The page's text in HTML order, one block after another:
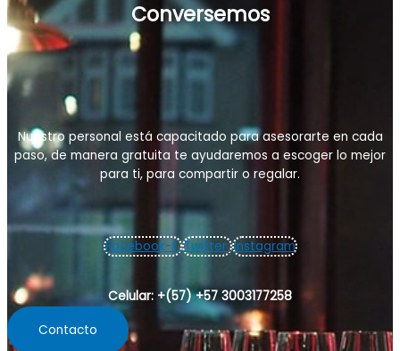
Conversemos
Nuestro personal está capacitado para asesorarte en cada
paso, de manera gratuita te ayudaremos a escoger lo mejor
para ti, para compartir o regalar.
Facebook-f Twitter Instagram
Celular: +(57) +57 3003177258
Contacto